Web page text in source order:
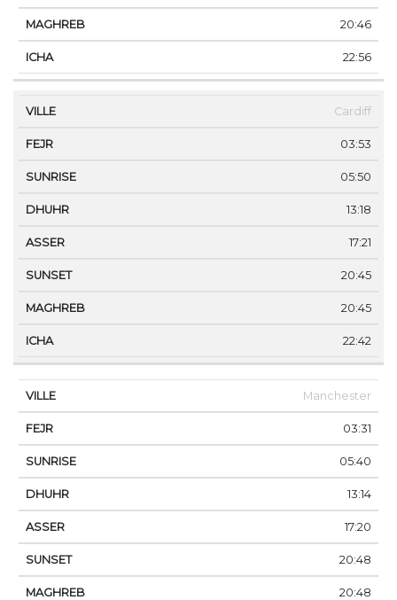
20:46
22:56
Cardiff
03:53
05:50
13:18
17:21
20:45
20:45
22:42
Manchester
03:31
05:40
13:14
17:20
20:48
20:48